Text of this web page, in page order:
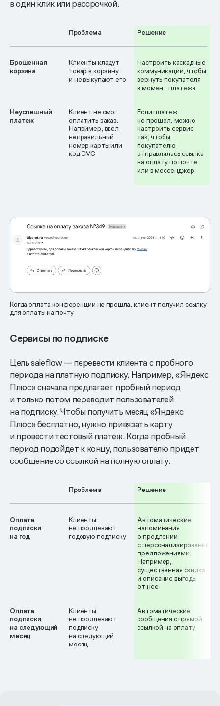
в один клик или рассрочкой.
Проблема Решение
Брошенная
корзина
Клиенты кладут
товар в корзину
и не выкупают его
Настроить каскадные
коммуникации, чтобы
вернуть покупателя
в момент платежа
Неуспешный
платеж
Клиент не смог
оплатить заказ.
Например, ввел
неправильный
номер карты или
код CVC
Если платеж
не прошел, можно
настроить сервис
так, чтобы
покупателю
отправлялась ссылка
на оплату по почте
или в мессенджер
Когда оплата конференции не прошла, клиент получил ссылку
для оплаты на почту
Сервисы по подписке
Цель saleflow — перевести клиента с пробного
периода на платную подписку. Например, «Яндекс
Плюс» сначала предлагает пробный период
и только потом переводит пользователей
на подписку. Чтобы получить месяц «Яндекс
Плюс» бесплатно, нужно привязать карту
и провести тестовый платеж. Когда пробный
период подойдет к концу, пользователю придет
сообщение со ссылкой на полную оплату.
Проблема Решение
Оплата
подписки
на год
Клиенты
не продлевают
годовую подписку
Автоматические
напоминания
о продлении
с персонализированными
предложениями.
Например,
существенная скидка
и описание выгоды
от нее
Оплата
подписки
на следующий
месяц
Клиенты
не продлевают
подписку
на следующий
месяц
Автоматические
сообщения с прямой
ссылкой на оплату